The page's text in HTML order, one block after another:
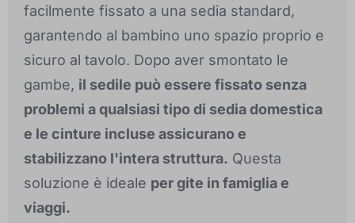
facilmente fissato a una sedia standard,
garantendo al bambino uno spazio proprio e
sicuro al tavolo. Dopo aver smontato le
gambe, il sedile può essere fissato senza
problemi a qualsiasi tipo di sedia domestica
e le cinture incluse assicurano e
stabilizzano l'intera struttura. Questa
soluzione è ideale per gite in famiglia e
viaggi.